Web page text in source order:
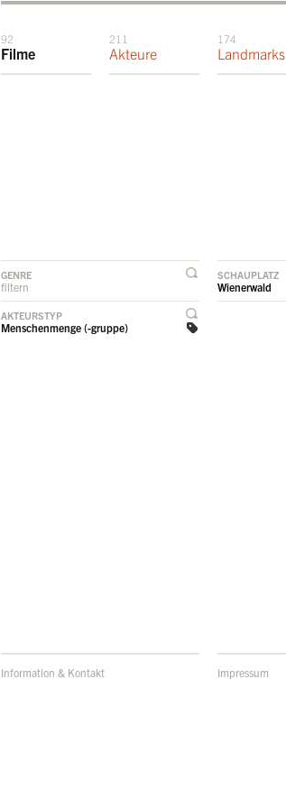
92
Filme
211
Akteure
174
Landmarks
GENRE
filtern
SCHAUPLATZ
Wienerwald
AKTEURSTYP
Menschenmenge (-gruppe)
Information & Kontakt Impressum